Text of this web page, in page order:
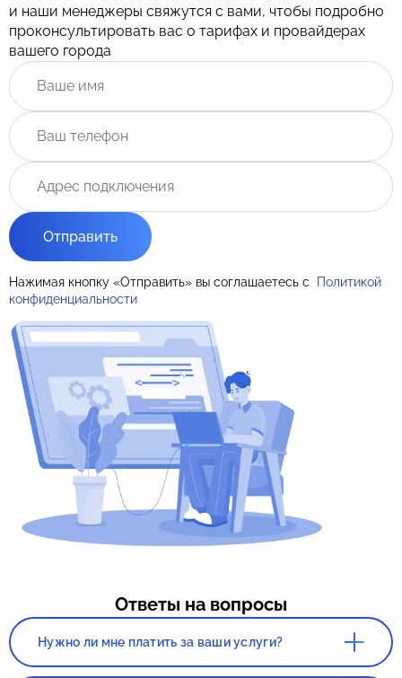
и наши менеджеры свяжутся с вами, чтобы подробно
проконсультировать вас о тарифах и провайдерах
вашего города
Отправить
Нажимая кнопку «Отправить» вы соглашаетесь с
Политикой
конфиденциальности
Ответы на вопросы
Нужно ли мне платить за ваши услуги?
Нет. Сервис, а так же консультация со